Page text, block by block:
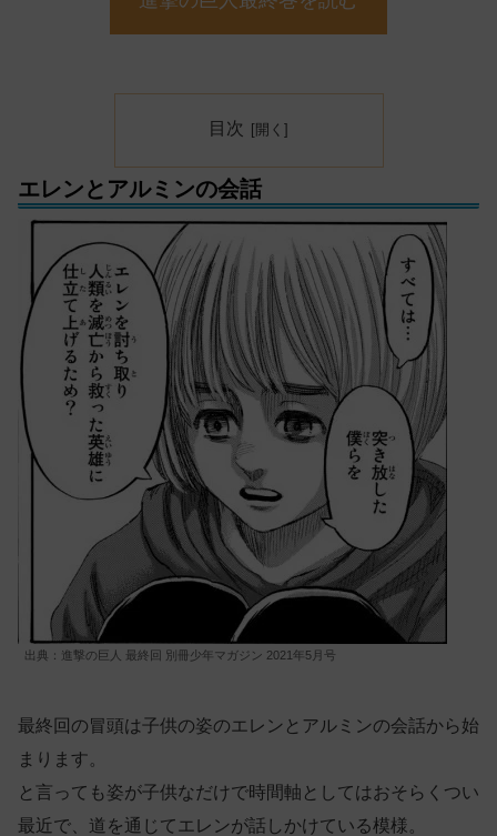
目次
エレンとアルミンの会話
出典：進撃の巨人 最終回 別冊少年マガジン 2021年5月号
最終回の冒頭は子供の姿のエレンとアルミンの会話から始
まります。
と言っても姿が子供なだけで時間軸としてはおそらくつい
最近で、道を通じてエレンが話しかけている模様。